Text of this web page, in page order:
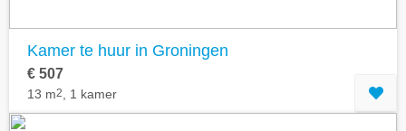
Kamer te huur in Groningen
€ 507
13 m2 , 1 kamer